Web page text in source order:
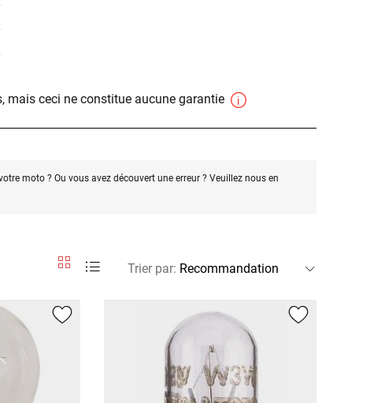
ceci ne constitue aucune garantie
moto ? Ou vous avez découvert une erreur ? Veuillez nous en
Trier par: